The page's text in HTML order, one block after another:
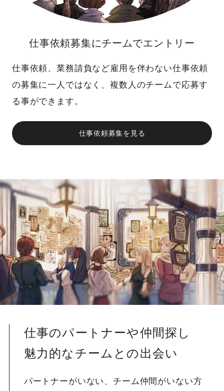
仕事依頼募集にチームでエントリー
仕事依頼、業務請負など雇用を伴わない仕事依頼
の募集に一人ではなく、複数人のチームで応募す
る事ができます。
仕事依頼募集を見る
仕事のパートナーや仲間探し
魅力的なチームとの出会い
パートナーがいない、チーム仲間がいない方